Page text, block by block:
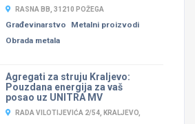
RASNA BB, 31210 POŽEGA
Građevinarstvo
Metalni proizvodi
Obrada metala
Agregati za struju Kraljevo:
Pouzdana energija za vaš
posao uz UNITRA MV
RADA VILOTIJEVIĆA 2/54, KRALJEVO,